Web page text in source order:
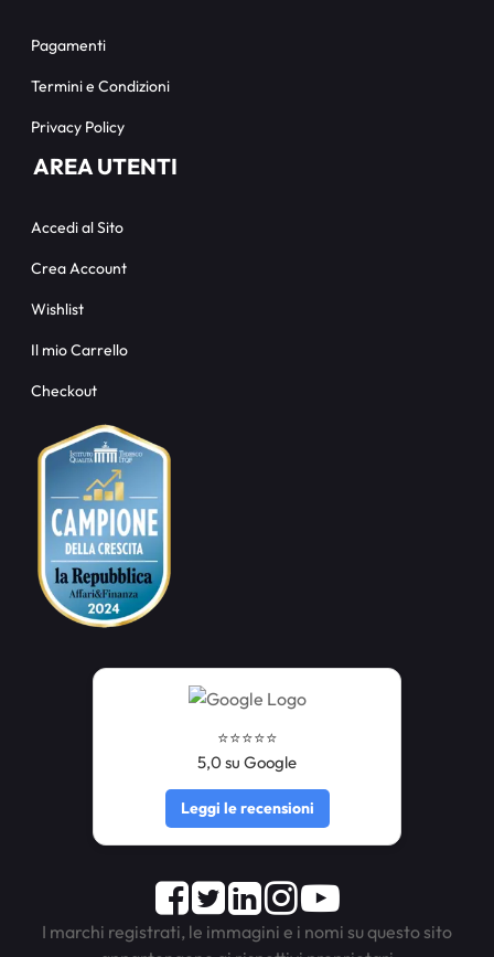
Pagamenti
Termini e Condizioni
Privacy Policy
AREA UTENTI
Accedi al Sito
Crea Account
Wishlist
Il mio Carrello
Checkout
⭐️⭐️⭐️⭐️⭐️
5,0 su Google
Leggi le recensioni
Facebook
TwitterLinkedInInstagram
Youtube
I marchi registrati, le immagini e i nomi su questo sito